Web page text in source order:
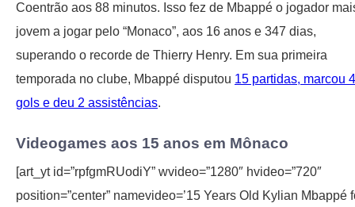
Coentrão aos 88 minutos. Isso fez de Mbappé o jogador
jovem a jogar pelo “Monaco”, aos 16 anos e 347 dias,
superando o recorde de Thierry Henry. Em sua primeira
temporada no clube, Mbappé disputou 15 partidas, marcou 4
gols e deu 2 assistências.
Videogames aos 15 anos em Mônaco
[art_yt id=”rpfgmRUodiY” wvideo=”1280″ hvideo=”720″
position=”center” namevideo=’15 Years Old Kylian Mbappé